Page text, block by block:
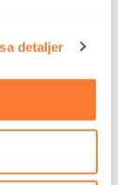
detaljer
51 %)